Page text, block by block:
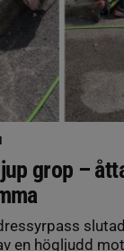
grop –
en högljudd